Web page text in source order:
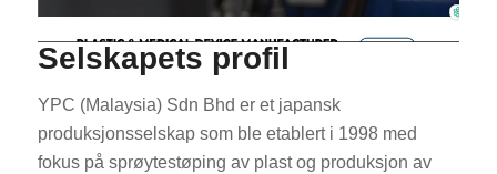
Selskapets profil
YPC (Malaysia) Sdn Bhd er et japansk
produksjonsselskap som ble etablert i 1998 med
fokus på sprøytestøping av plast og produksjon av